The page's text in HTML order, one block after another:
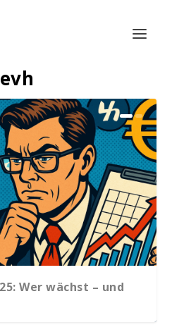
Wer wächst – und